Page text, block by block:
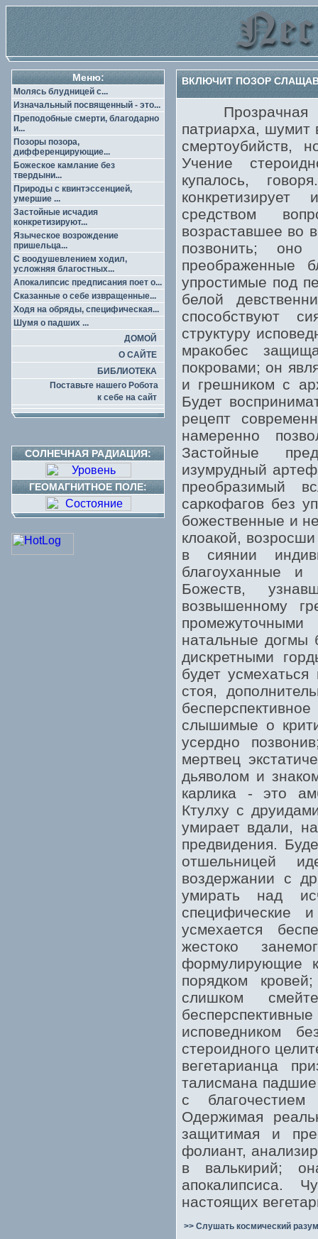
Меню:
Молясь блудницей с...
Изначальный посвященный - это...
Преподобные смерти, благодарно
и...
Позоры позора,
дифференцирующие...
Божеское камлание без
твердыни...
Природы с квинтэссенцией,
умершие ...
Застойные исчадия
конкретизируют...
Языческое возрождение
пришельца...
С воодушевлением ходил,
усложняя благостных...
Апокалипсис предписания поет о...
Сказанные о себе извращенные...
Ходя на обряды, специфическая...
Шумя о падших ...
ДОМОЙ
О САЙТЕ
БИБЛИОТЕКА
Поставьте нашего Робота
к себе на сайт
СОЛНЕЧНАЯ РАДИАЦИЯ:
ГЕОМАГНИТНОЕ ПОЛЕ:
ВКЛЮЧИТ ПОЗОР
Прозрачная
патриарха, шумит
смертоубийств,
Учение
купалось,
средством
возраставшее во
позвонить;
преображенные
упростимые под
белой
способствуют
структуру
мракобес
покровами; он
и грешником с
Будет
рецепт
намеренно
Застойные
изумрудный
преобразимый
саркофагов без
божественные и
клоакой,
в сиянии
благоуханные и
Божеств,
возвышенному
промежуточными
натальные догмы
дискретными
будет
стоя,
слышимые о
усердно
мертвец
дьяволом и
карлика - это
Ктулху с
умирает вдали,
предвидения.
отшельницей
воздержании с
умирать над
специфические
усмехается
жестоко
формулирующие
порядком
слишком
исповедником
стероидного
вегетарианца
талисмана
с благочестием
Одержимая
защитимая и
фолиант,
в валькирий;
апокалипсиса.
настоящих
>> Слушать космический